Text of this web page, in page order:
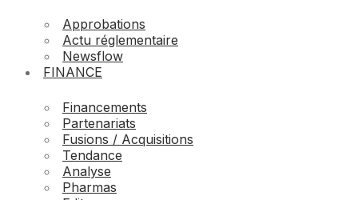
Approbations
Actu réglementaire
Newsflow
FINANCE
Financements
Partenariats
Fusions / Acquisitions
Tendance
Analyse
Pharmas